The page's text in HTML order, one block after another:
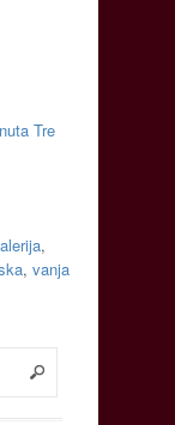
Tre
,
, vanja